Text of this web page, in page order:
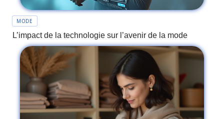
MODE
L’impact de la technologie sur l’avenir de la mode